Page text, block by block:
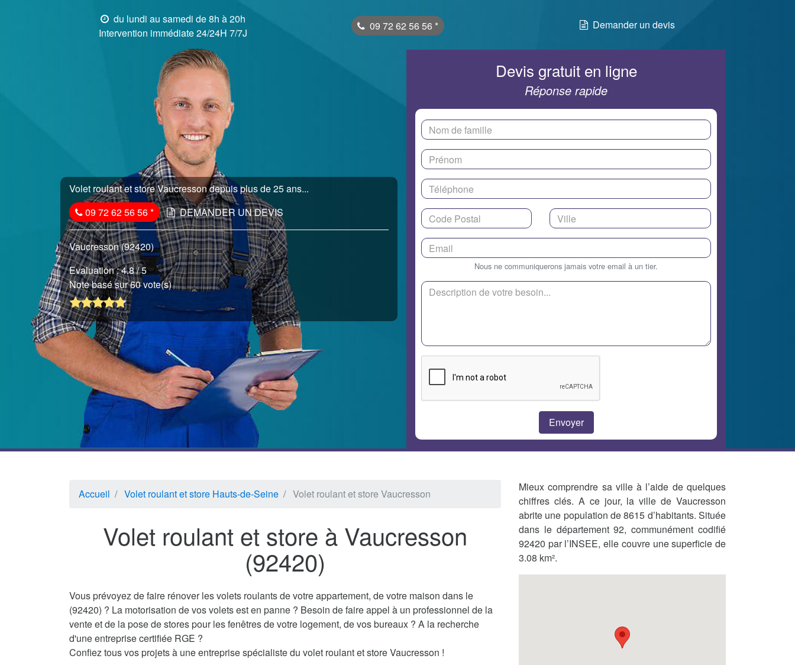
du lundi au samedi de 8h à 20h
Intervention immédiate 24/24H 7/7J
09 72 62 56 56 * Demander un devis
Volet roulant et store Vaucresson depuis plus de 25 ans...
09 72 62 56 56* DEMANDER UN DEVIS
Vaucresson (92420)
Evaluation :4.8/ 5
Note basé sur 60 vote(s)
Devis gratuit en ligne
Réponse rapide
Nous ne communiquerons jamais votre email à un tier.
Accueil Volet roulant et store Hauts-de-Seine Volet roulant et store Vaucresson
Volet roulant et store à Vaucresson
(92420)
Vous prévoyez de faire rénover les volets roulants de votre appartement, de votre maison dans le
(92420) ? La motorisation de vos volets est en panne ? Besoin de faire appel à un professionnel de la
vente et de la pose de stores pour les fenêtres de votre logement, de vos bureaux ? A la recherche
d'une entreprise certifiée RGE ?
Confiez tous vos projets à une entreprise spécialiste du volet roulant et store Vaucresson !
Mieux comprendre sa ville à l’aide de quelques
chiffres clés. A ce jour, la ville de Vaucresson
abrite une population de 8615 d’habitants. Située
dans le département 92, communément codifié
92420 par l’INSEE, elle couvre une superficie de
3.08 km².